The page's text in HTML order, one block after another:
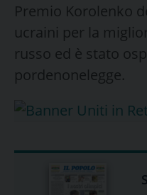
Premio Korolenko
ucraini per la
russo ed è stato
pordenonelegge.